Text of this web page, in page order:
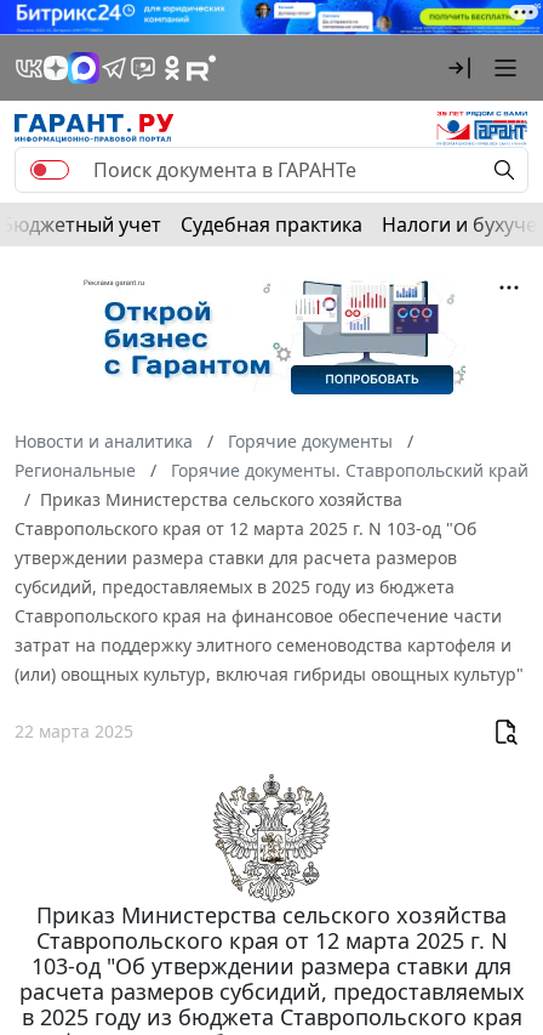
Бюджетный учет Судебная практика Налоги и
Новости и аналитика
Горячие документы
Региональные
Горячие документы. Ставропольский край
Приказ Министерства сельского хозяйства
Ставропольского края от 12 марта 2025 г. N 103-од "Об
утверждении размера ставки для расчета размеров
субсидий, предоставляемых в 2025 году из бюджета
Ставропольского края на финансовое обеспечение части
затрат на поддержку элитного семеноводства картофеля и
(или) овощных культур, включая гибриды овощных культур"
22 марта 2025
Приказ Министерства сельского хозяйства
Ставропольского края от 12 марта 2025 г. N
103-од "Об утверждении размера ставки для
расчета размеров субсидий, предоставляемых
в 2025 году из бюджета Ставропольского края